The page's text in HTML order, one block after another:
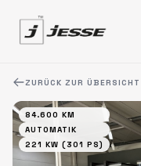
ZURÜCK ZUR ÜBERSICHT
84.600 KM
AUTOMATIK
221 KW (301 PS)